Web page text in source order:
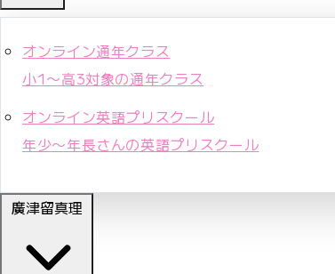
オンライン通年クラス
小1〜高3対象の通年クラス
オンライン英語プリスクール
年少〜年長さんの英語プリスクール
廣津留真理